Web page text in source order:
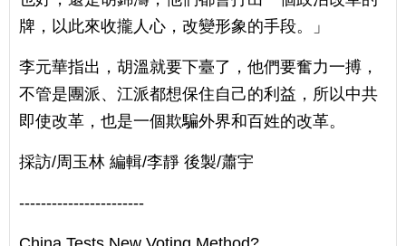
牌，以此來收攏人心，改變形象的手段。」
李元華指出，胡溫就要下臺了，他們要奮力一搏，
不管是團派、江派都想保住自己的利益，所以中共
即使改革，也是一個欺騙外界和百姓的改革。
採訪/周玉林 編輯/李靜 後製/蕭宇
-----------------------